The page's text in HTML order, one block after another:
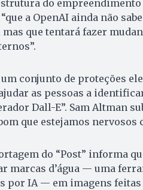
do
a OpenAI ainda não
que tentará fazer
um conjunto de proteções
as pessoas a
Dall-E”. Sam Altman
que estejamos nervosos
do “Post” informa
marcas d’água — uma
por IA — em imagens feitas